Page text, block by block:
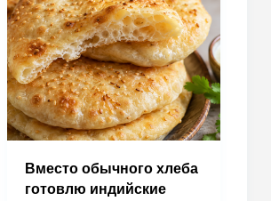
Вместо обычного хлеба
готовлю индийские